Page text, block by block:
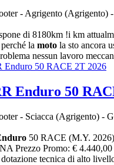
- Agrigento (Agrigento) -
di 8180km !i km
la moto la sto ancora
nessun lavoro
Enduro 50
- Sciacca (Agrigento) -
50 RACE (M.Y.
Prezzo Promo: €
dotazione tecnica di alto